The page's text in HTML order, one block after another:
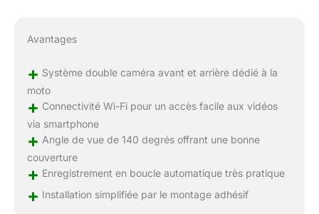
Avantages
+ Système double caméra avant et arrière dédié à la
moto
+ Connectivité Wi-Fi pour un accès facile aux vidéos
via smartphone
+ Angle de vue de 140 degrés offrant une bonne
couverture
+ Enregistrement en boucle automatique très pratique
+ Installation simplifiée par le montage adhésif